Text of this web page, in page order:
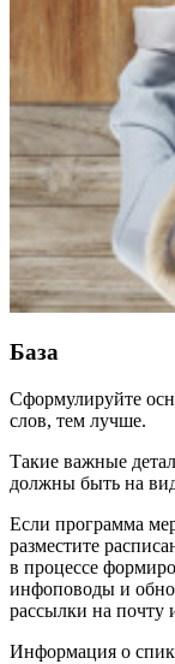
База
Сформулируйте
слов, тем лучше.
Такие важные
должны быть на
Если программа
разместите
в процессе
инфоповоды и
рассылки на почту
Информация о